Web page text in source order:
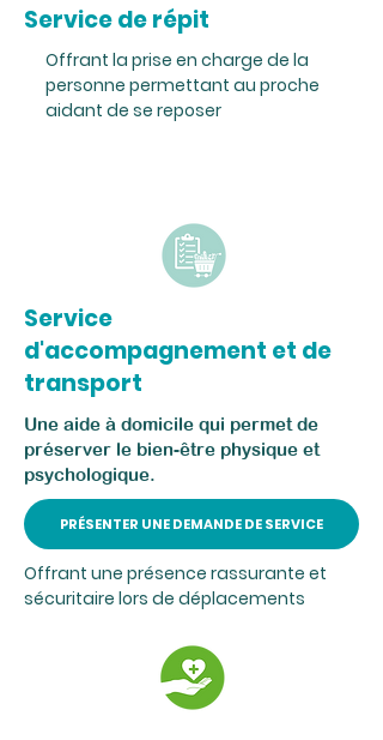
Service de répit
Offrant la prise en charge de la
personne permettant au proche
aidant de se reposer
Service
d'accompagnement et de
transport
Une aide à domicile qui permet de
préserver le bien-être physique et
psychologique.
PRÉSENTER UNE DEMANDE DE SERVICE
Offrant une présence rassurante et
sécuritaire lors de déplacements